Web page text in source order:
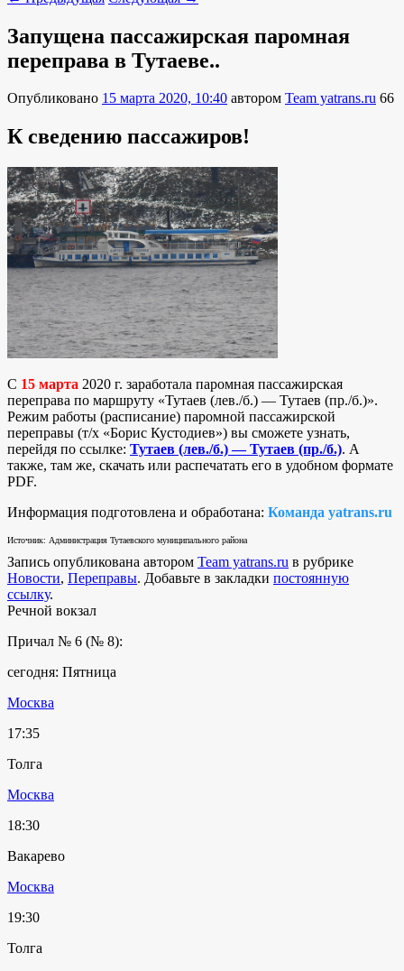
Запущена пассажирская паромная
переправа в Тутаеве..
Опубликовано 15 марта 2020, 10:40 автором Team yatrans.ru 66
К сведению пассажиров!
С 15 марта 2020 г. заработала паромная пассажирская
переправа по маршруту «Тутаев (лев./б.) — Тутаев (пр./б.)».
Режим работы (расписание) паромной пассажирской
переправы (т/х «Борис Кустодиев») вы сможете узнать,
перейдя по ссылке: Тутаев (лев./б.) — Тутаев (пр./б.). А
также, там же, скачать или распечатать его в удобном формате
PDF.
Информация подготовлена и обработана: Команда yatrans.ru
Источник: Администрация Тутаевского муниципального района
Запись опубликована автором Team yatrans.ru в рубрике
Новости, Переправы. Добавьте в закладки постоянную
ссылку.
Речной вокзал
Причал № 6 (№ 8):
сегодня: Пятница
Москва
17:35
Толга
Москва
18:30
Вакарево
Москва
19:30
Толга